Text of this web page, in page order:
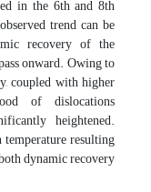
in the 6th and 8th
trend can be
recovery of the
onward. Owing to
coupled with higher
of dislocations
heightened.
resulting
dynamic recovery